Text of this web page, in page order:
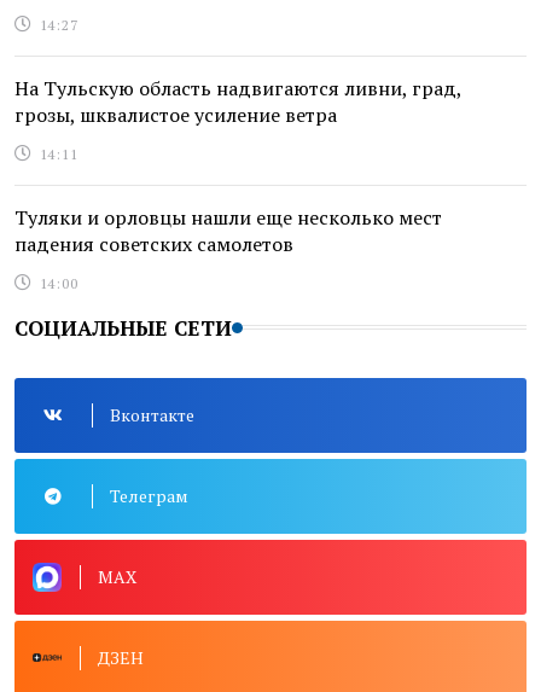
14:27
На Тульскую область надвигаются ливни, град,
грозы, шквалистое усиление ветра
14:11
Туляки и орловцы нашли еще несколько мест
падения советских самолетов
14:00
СОЦИАЛЬНЫЕ СЕТИ
Вконтакте
Телеграм
MAX
ДЗЕН